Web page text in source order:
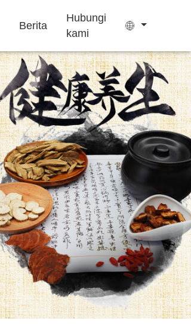
Berita
Hubungi
kami
Suplemen
pertumbuhan
Kue Ejiao
Permen kenyal